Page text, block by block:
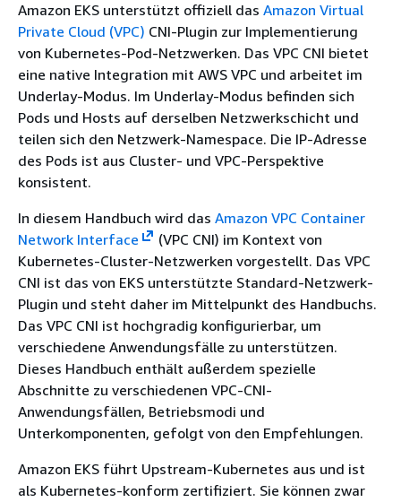
Amazon EKS unterstützt offiziell das Amazon Virtual
Private Cloud (VPC) CNI-Plugin zur Implementierung
von Kubernetes-Pod-Netzwerken. Das VPC CNI bietet
eine native Integration mit AWS VPC und arbeitet im
Underlay-Modus. Im Underlay-Modus befinden sich
Pods und Hosts auf derselben Netzwerkschicht und
teilen sich den Netzwerk-Namespace. Die IP-Adresse
des Pods ist aus Cluster- und VPC-Perspektive
konsistent.
In diesem Handbuch wird das Amazon VPC Container
Network Interface
(VPC CNI) im Kontext von
Kubernetes-Cluster-Netzwerken vorgestellt. Das VPC
CNI ist das von EKS unterstützte Standard-Netzwerk-
Plugin und steht daher im Mittelpunkt des Handbuchs.
Das VPC CNI ist hochgradig konfigurierbar, um
verschiedene Anwendungsfälle zu unterstützen.
Dieses Handbuch enthält außerdem spezielle
Abschnitte zu verschiedenen VPC-CNI-
Anwendungsfällen, Betriebsmodi und
Unterkomponenten, gefolgt von den Empfehlungen.
Amazon EKS führt Upstream-Kubernetes aus und ist
als Kubernetes-konform zertifiziert. Sie können zwar